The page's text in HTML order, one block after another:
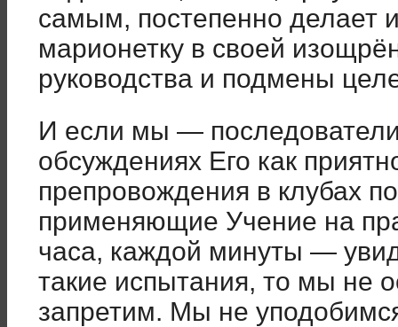
самым, постепенно делает
марионетку в своей
руководства и подмены
И если мы —
обсуждениях Его как
препровождения в клубах
применяющие Учение на
часа, каждой минуты —
такие испытания, то мы не
запретим. Мы не